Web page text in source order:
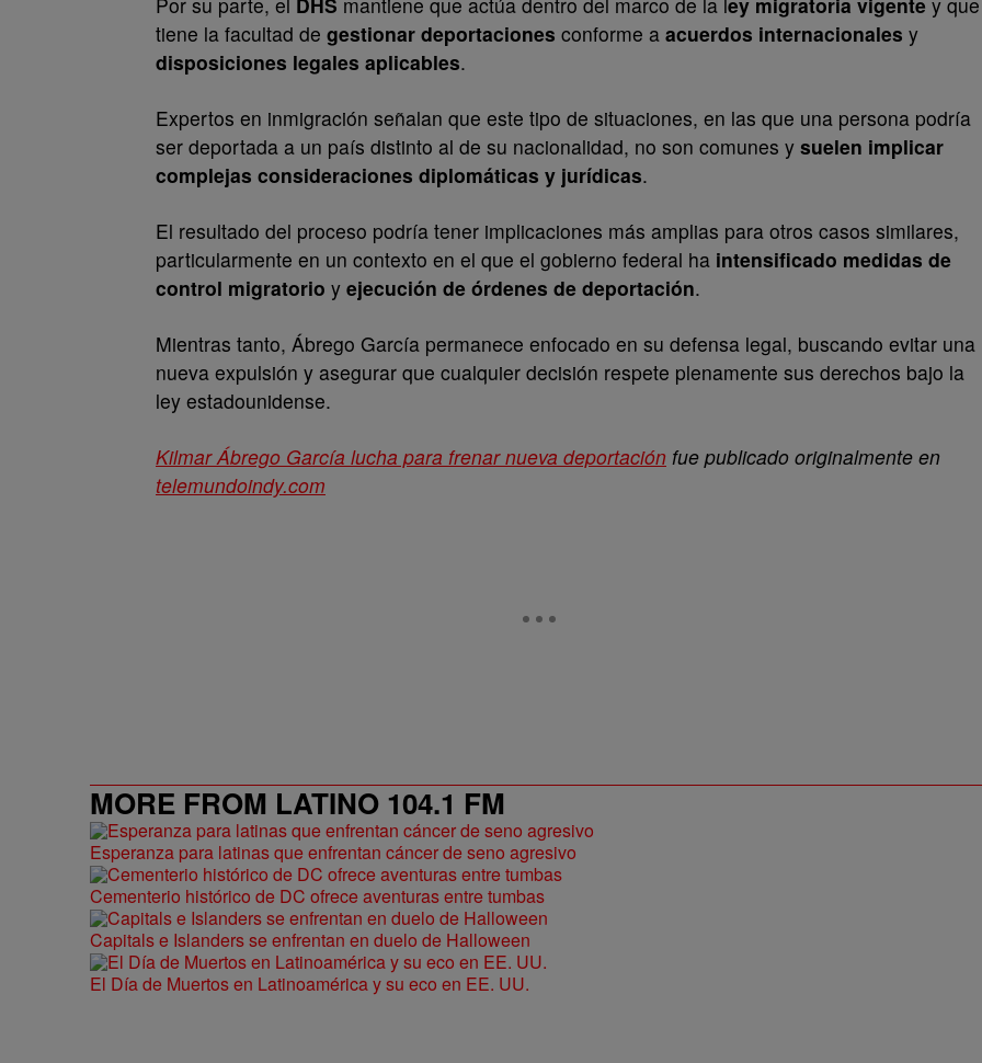
tiene la facultad de gestionar deportaciones conforme a acuerdos internacionales y
disposiciones legales aplicables.
Expertos en inmigración señalan que este tipo de situaciones, en las que una persona podría
ser deportada a un país distinto al de su nacionalidad, no son comunes y suelen implicar
complejas consideraciones diplomáticas y jurídicas.
El resultado del proceso podría tener implicaciones más amplias para otros casos similares,
particularmente en un contexto en el que el gobierno federal ha intensificado medidas de
control migratorio y ejecución de órdenes de deportación.
Mientras tanto, Ábrego García permanece enfocado en su defensa legal, buscando evitar una
nueva expulsión y asegurar que cualquier decisión respete plenamente sus derechos bajo la
ley estadounidense.
Kilmar Ábrego García lucha para frenar nueva deportación fue publicado originalmente en
telemundoindy.com
MORE FROM LATINO 104.1 FM
Esperanza para latinas que enfrentan cáncer de seno agresivo
Cementerio histórico de DC ofrece aventuras entre tumbas
Capitals e Islanders se enfrentan en duelo de Halloween
El Día de Muertos en Latinoamérica y su eco en EE. UU.